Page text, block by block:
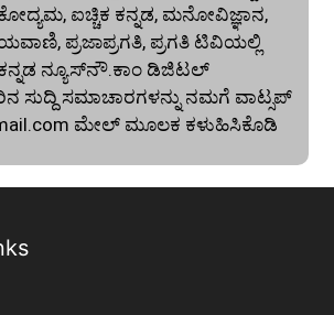
ಐಚ್ಚಿಕ ಕನ್ನಡ, ಮನೋವಿಜ್ಞಾನ,
ಪ್ರಜಾಪ್ರಗತಿ, ಪ್ರಗತಿ ಟಿವಿಯಲ್ಲಿ
ನ್ಯೂಸ್‌ನೌ.ಕಾಂ ಡಿಜಿಟಲ್‌
ಸುದ್ದಿ ಸಮಾಚಾರಗಳನ್ನು ನಮಗೆ ವಾಟ್ಸಪ್‌
ಮೇಲ್‌ ಮೂಲಕ ಕಳುಹಿಸಿಕೊಡಿ